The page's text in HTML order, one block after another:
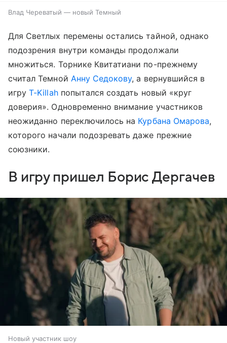
Влад Череватый — новый Темный
Для Светлых перемены остались тайной, однако
подозрения внутри команды продолжали
множиться. Торнике Квитатиани по-прежнему
считал Темной Анну Седокову, а вернувшийся в
игруT-Killahпопытался создать новый «круг
доверия». Одновременно внимание участников
неожиданно переключилось на Курбана Омарова,
которого начали подозревать даже прежние
союзники.
В игру пришел Борис Дергачев
Новый участник шоу